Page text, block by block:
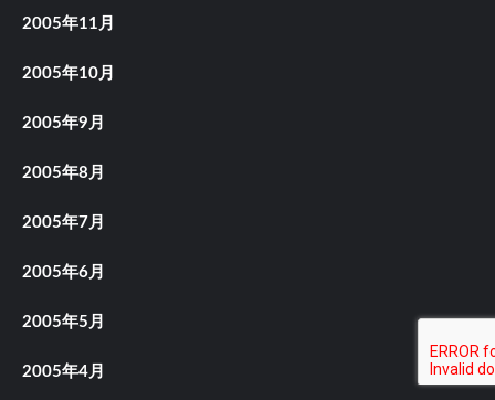
2005年11月
2005年10月
2005年9月
2005年8月
2005年7月
2005年6月
2005年5月
2005年4月